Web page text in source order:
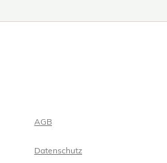
AGB
Datenschutz